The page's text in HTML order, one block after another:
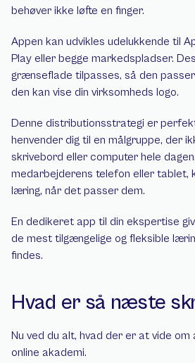
behøver ikke løfte en finger.
Appen kan udvikles udelukkende til
Play eller begge markedspladser.
grænseflade tilpasses, så den
den kan vise din virksomheds logo.
Denne distributionsstrategi er
henvender dig til en målgruppe, der
skrivebord eller computer hele
medarbejderens telefon eller tablet,
læring, når det passer dem.
En dedikeret app til din ekspertise
de mest tilgængelige og fleksible
findes.
Hvad er så næste
Nu ved du alt, hvad der er at vide
online akademi.